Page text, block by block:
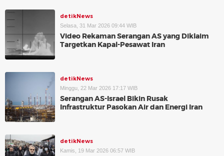
detikNews
Selasa, 31 Mar 2026 09:44 WIB
Video Rekaman Serangan AS yang Diklaim
Targetkan Kapal-Pesawat Iran
detikNews
Minggu, 22 Mar 2026 17:17 WIB
Serangan AS-Israel Bikin Rusak
Infrastruktur Pasokan Air dan Energi Iran
detikNews
Kamis, 19 Mar 2026 06:57 WIB